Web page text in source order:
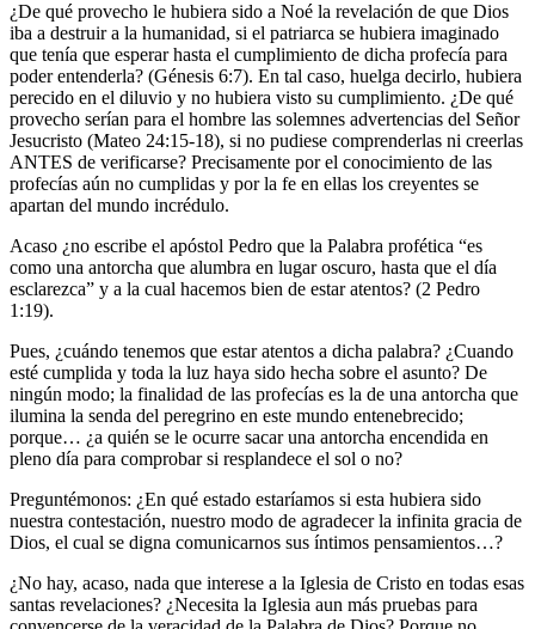
¿De qué provecho le hubiera sido a Noé la revelación de que Dios
iba a destruir a la humanidad, si el patriarca se hubiera imaginado
que tenía que esperar hasta el cumplimiento de dicha profecía para
poder entenderla? (Génesis 6:7). En tal caso, huelga decirlo, hubiera
perecido en el diluvio y no hubiera visto su cumplimiento. ¿De qué
provecho serían para el hombre las solemnes advertencias del Señor
Jesucristo (Mateo 24:15-18), si no pudiese comprenderlas ni creerlas
ANTES de verificarse? Precisamente por el conocimiento de las
profecías aún no cumplidas y por la fe en ellas los creyentes se
apartan del mundo incrédulo.
Acaso ¿no escribe el apóstol Pedro que la Palabra profética “es
como una antorcha que alumbra en lugar oscuro, hasta que el día
esclarezca” y a la cual hacemos bien de estar atentos? (2 Pedro
1:19).
Pues, ¿cuándo tenemos que estar atentos a dicha palabra? ¿Cuando
esté cumplida y toda la luz haya sido hecha sobre el asunto? De
ningún modo; la finalidad de las profecías es la de una antorcha que
ilumina la senda del peregrino en este mundo entenebrecido;
porque… ¿a quién se le ocurre sacar una antorcha encendida en
pleno día para comprobar si resplandece el sol o no?
Preguntémonos: ¿En qué estado estaríamos si esta hubiera sido
nuestra contestación, nuestro modo de agradecer la infinita gracia de
Dios, el cual se digna comunicarnos sus íntimos pensamientos…?
¿No hay, acaso, nada que interese a la Iglesia de Cristo en todas esas
santas revelaciones? ¿Necesita la Iglesia aun más pruebas para